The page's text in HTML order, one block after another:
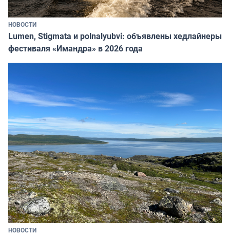
НОВОСТИ
Lumen, Stigmata и polnalyubvi: объявлены хедлайнеры
фестиваля «Имандра» в 2026 года
НОВОСТИ